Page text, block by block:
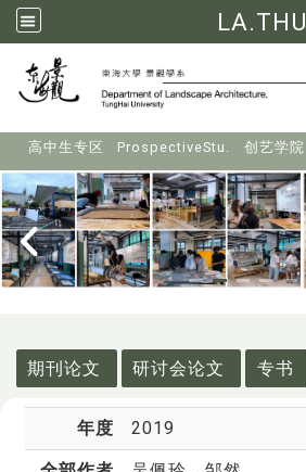
LA.THU
高中生专区 ProspectiveStu. 创艺学院
期刊论文
研讨会论文 专书
年度 2019